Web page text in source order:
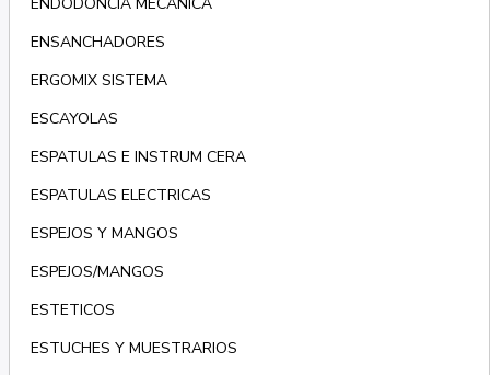
ENSANCHADORES
ERGOMIX SISTEMA
ESCAYOLAS
ESPATULAS E INSTRUM CERA
ESPATULAS ELECTRICAS
ESPEJOS Y MANGOS
ESPEJOS/MANGOS
ESTETICOS
ESTUCHES Y MUESTRARIOS